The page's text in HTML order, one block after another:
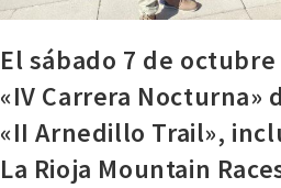
El sábado 7 de
«IV Carrera Nocturna»
«II Arnedillo Trail»,
La Rioja Mountain